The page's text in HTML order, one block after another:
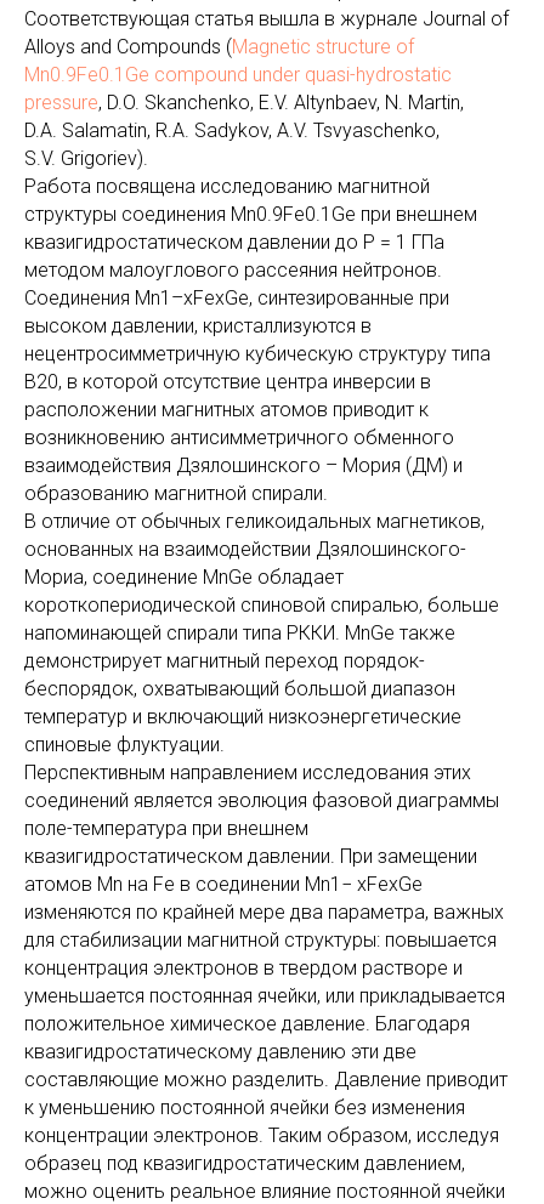
Соответствующая статья вышла в журнале Journal of
Alloys and Compounds (Magnetic structure of
Mn0.9Fe0.1Ge compound under quasi-hydrostatic
pressure, D.O. Skanchenko, E.V. Altynbaev, N. Martin,
D.A. Salamatin, R.A. Sadykov, A.V. Tsvyaschenko,
S.V. Grigoriev).
Работа посвящена исследованию магнитной
структуры соединения Mn0.9Fe0.1Ge при внешнем
квазигидростатическом давлении до P = 1 ГПа
методом малоуглового рассеяния нейтронов.
Соединения Mn1–xFexGe, синтезированные при
высоком давлении, кристаллизуются в
нецентросимметричную кубическую структуру типа
B20, в которой отсутствие центра инверсии в
расположении магнитных атомов приводит к
возникновению антисимметричного обменного
взаимодействия Дзялошинского – Мория (ДМ) и
образованию магнитной спирали.
В отличие от обычных геликоидальных магнетиков,
основанных на взаимодействии Дзялошинского-
Мориа, соединение MnGe обладает
короткопериодической спиновой спиралью, больше
напоминающей спирали типа РККИ. MnGe также
демонстрирует магнитный переход порядок-
беспорядок, охватывающий большой диапазон
температур и включающий низкоэнергетические
спиновые флуктуации.
Перспективным направлением исследования этих
соединений является эволюция фазовой диаграммы
поле-температура при внешнем
квазигидростатическом давлении. При замещении
атомов Mn на Fe в соединении Mn1− xFexGe
изменяются по крайней мере два параметра, важных
для стабилизации магнитной структуры: повышается
концентрация электронов в твердом растворе и
уменьшается постоянная ячейки, или прикладывается
положительное химическое давление. Благодаря
квазигидростатическому давлению эти две
составляющие можно разделить. Давление приводит
к уменьшению постоянной ячейки без изменения
концентрации электронов. Таким образом, исследуя
образец под квазигидростатическим давлением,
можно оценить реальное влияние постоянной ячейки